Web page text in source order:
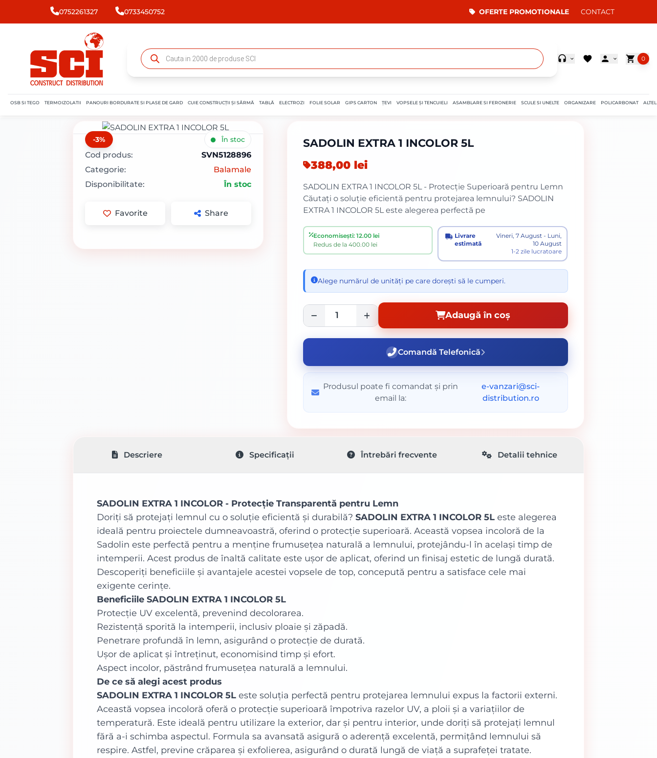
0752261327 0733450752 OFERTE PROMOTIONALE CONTACT
0
OSB SI TEGO TERMOIZOLATII PANOURI BORDURATE SI PLASE DE GARD CUIE CONSTRUCȚII ȘI SÂRMĂ TABLĂ ELECTROZI FOLIE SOLAR GIPS CARTON ȚEVI VOPSELE ȘI TENCUIELI ASAMBLARE SI FERONERIE SCULE SI UNELTE ORGANIZARE POLICARBONAT
-3% În stoc
Cod produs:
SVN5128896
Categorie:
Balamale
Disponibilitate:
În stoc
Favorite Share
SADOLIN EXTRA 1 INCOLOR 5L
388,00 lei
SADOLIN EXTRA 1 INCOLOR 5L - Protecție Superioară pentru Lemn
Căutați o soluție eficientă pentru protejarea lemnului? SADOLIN
EXTRA 1 INCOLOR 5L este alegerea perfectă pe
Economisești: 12.00 lei
Redus de la 400.00 lei
Livrare
estimată
Vineri, 7 August - Luni,
10 August
1-2 zile lucratoare
Alege numărul de unități pe care dorești să le cumperi.
Adaugă în coș
Comandă Telefonică
Produsul poate fi comandat și prin
email la:
e-vanzari@sci-
distribution.ro
Descriere Specificații Întrebări frecvente Detalii tehnice
SADOLIN EXTRA 1 INCOLOR - Protecție Transparentă pentru Lemn
Doriți să protejați lemnul cu o soluție eficientă și durabilă?SADOLIN EXTRA 1 INCOLOR 5L este alegerea
ideală pentru proiectele dumneavoastră, oferind o protecție superioară. Această vopsea incoloră de la
Sadolin este perfectă pentru a menține frumusețea naturală a lemnului, protejându-l în același timp de
intemperii. Acest produs de înaltă calitate este ușor de aplicat, oferind un finisaj estetic de lungă durată.
Descoperiți beneficiile și avantajele acestei vopsele de top, concepută pentru a satisface cele mai
exigente cerințe.
Beneficiile SADOLIN EXTRA 1 INCOLOR 5L
Protecție UV excelentă, prevenind decolorarea.
Rezistență sporită la intemperii, inclusiv ploaie și zăpadă.
Penetrare profundă în lemn, asigurând o protecție de durată.
Ușor de aplicat și întreținut, economisind timp și efort.
Aspect incolor, păstrând frumusețea naturală a lemnului.
De ce să alegi acest produs
SADOLIN EXTRA 1 INCOLOR 5L este soluția perfectă pentru protejarea lemnului expus la factorii externi.
Această vopsea incoloră oferă o protecție superioară împotriva razelor UV, a ploii și a variațiilor de
temperatură. Este ideală pentru utilizare la exterior, dar și pentru interior, unde doriți să protejați lemnul
fără a-i schimba aspectul. Formula sa avansată asigură o aderență excelentă, permițând lemnului să
respire. Astfel, previne crăparea și exfolierea, asigurând o durată lungă de viață a suprafeței tratate.